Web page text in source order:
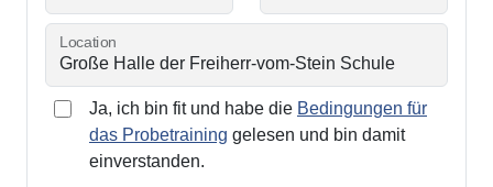
Location
Ja, ich bin fit und habe die Bedingungen für
das Probetraining gelesen und bin damit
einverstanden.